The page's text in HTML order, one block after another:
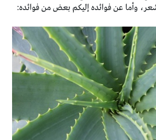
وأما عن فوائده إليكم بعض من فوائده: